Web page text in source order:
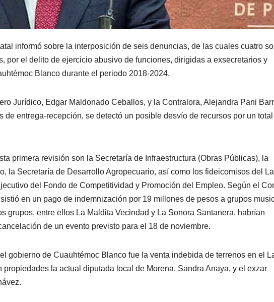
informó sobre la interposición de seis denuncias, de las cuales cuatro
por el delito de ejercicio abusivo de funciones, dirigidas a exsecretarios y
Blanco durante el periodo 2018-2024.
Jurídico, Edgar Maldonado Ceballos, y la Contralora, Alejandra Pani
de entrega-recepción, se detectó un posible desvío de recursos por un
primera revisión son la Secretaría de Infraestructura (Obras Públicas), la
la Secretaría de Desarrollo Agropecuario, así como los fideicomisos del
del Fondo de Competitividad y Promoción del Empleo. Según el
en un pago de indemnización por 19 millones de pesos a grupos
grupos, entre ellos La Maldita Vecindad y La Sonora Santanera, habrían
de un evento previsto para el 18 de noviembre.
gobierno de Cuauhtémoc Blanco fue la venta indebida de terrenos en el
la actual diputada local de Morena, Sandra Anaya, y el exzar